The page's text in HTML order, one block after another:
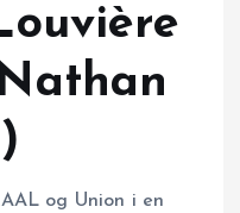
og Union i en